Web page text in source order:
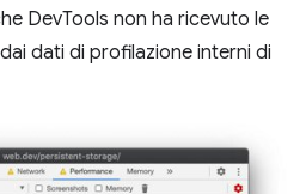
DevTools non ha ricevuto le
dati di profilazione interni di